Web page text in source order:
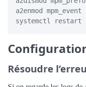
a2enmod mpm_event
Résoudre